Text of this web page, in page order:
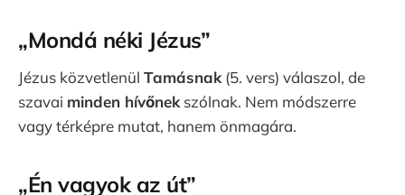
„Mondá néki Jézus”
Jézus közvetlenül Tamásnak (5. vers) válaszol, de
szavai minden hívőnek szólnak. Nem módszerre
vagy térképre mutat, hanem önmagára.
„Én vagyok az út”